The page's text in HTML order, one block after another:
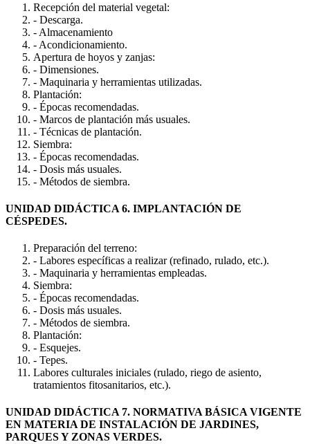
Recepción del material vegetal:
- Descarga.
- Almacenamiento
- Acondicionamiento.
Apertura de hoyos y zanjas:
- Dimensiones.
- Maquinaria y herramientas utilizadas.
Plantación:
- Épocas recomendadas.
- Marcos de plantación más usuales.
- Técnicas de plantación.
Siembra:
- Épocas recomendadas.
- Dosis más usuales.
- Métodos de siembra.
UNIDAD DIDÁCTICA 6. IMPLANTACIÓN DE
CÉSPEDES.
Preparación del terreno:
- Labores específicas a realizar (refinado, rulado, etc.).
- Maquinaria y herramientas empleadas.
Siembra:
- Épocas recomendadas.
- Dosis más usuales.
- Métodos de siembra.
Plantación:
- Esquejes.
- Tepes.
Labores culturales iniciales (rulado, riego de asiento,
tratamientos fitosanitarios, etc.).
UNIDAD DIDÁCTICA 7. NORMATIVA BÁSICA VIGENTE
EN MATERIA DE INSTALACIÓN DE JARDINES,
PARQUES Y ZONAS VERDES.